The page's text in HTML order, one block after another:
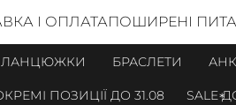
І ОПЛАТАПОШИРЕНІ
ЛАНЦЮЖКИ БРАСЛЕТИ
ПОЗИЦІЇ ДО 31.08 SALE ДО